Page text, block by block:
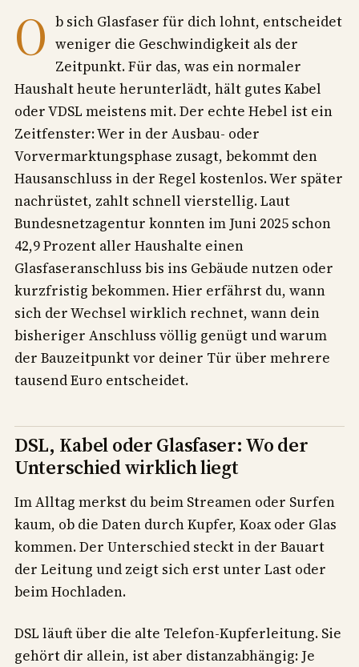
O b sich Glasfaser für dich lohnt, entscheidet
weniger die Geschwindigkeit als der
Zeitpunkt. Für das, was ein normaler
Haushalt heute herunterlädt, hält gutes Kabel
oder VDSL meistens mit. Der echte Hebel ist ein
Zeitfenster: Wer in der Ausbau- oder
Vorvermarktungsphase zusagt, bekommt den
Hausanschluss in der Regel kostenlos. Wer später
nachrüstet, zahlt schnell vierstellig. Laut
Bundesnetzagentur konnten im Juni 2025 schon
42,9 Prozent aller Haushalte einen
Glasfaseranschluss bis ins Gebäude nutzen oder
kurzfristig bekommen. Hier erfährst du, wann
sich der Wechsel wirklich rechnet, wann dein
bisheriger Anschluss völlig genügt und warum
der Bauzeitpunkt vor deiner Tür über mehrere
tausend Euro entscheidet.
DSL, Kabel oder Glasfaser: Wo der
Unterschied wirklich liegt
Im Alltag merkst du beim Streamen oder Surfen
kaum, ob die Daten durch Kupfer, Koax oder Glas
kommen. Der Unterschied steckt in der Bauart
der Leitung und zeigt sich erst unter Last oder
beim Hochladen.
DSL läuft über die alte Telefon-Kupferleitung. Sie
gehört dir allein, ist aber distanzabhängig: Je